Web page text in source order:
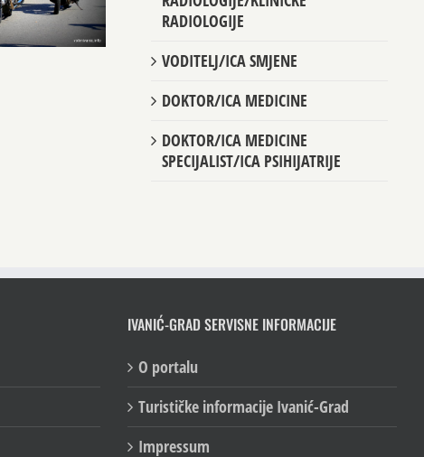
RADIOLOGIJE
VODITELJ/ICA SMJENE
DOKTOR/ICA MEDICINE
DOKTOR/ICA MEDICINE
SPECIJALIST/ICA PSIHIJATRIJE
IVANIĆ-GRAD SERVISNE INFORMACIJE
O portalu
Turističke informacije Ivanić-Grad
Impressum